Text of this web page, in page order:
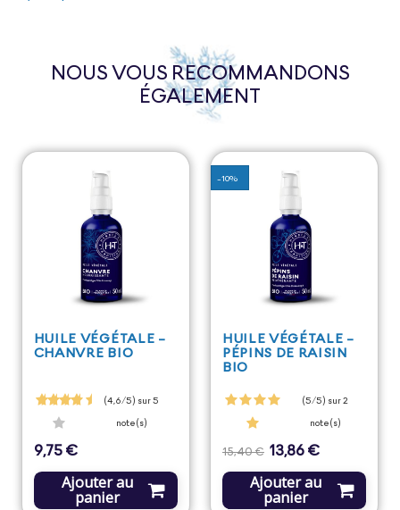
NOUS VOUS RECOMMANDONS
ÉGALEMENT
HUILE VÉGÉTALE -
CHANVRE BIO
(4,6/5) sur 5
note(s)
Prix
9,75 €
Ajouter au
panier
HUILE VÉGÉTALE -
PÉPINS DE RAISIN
BIO
(5/5) sur 2
note(s)
Prix
base
15,40 € Prix
13,86 €
Ajouter au
panier
-10%